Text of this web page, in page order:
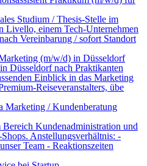
Studium / Thesis-Stelle im
Livello, einem Tech-Unternehmen
Vereinbarung / sofort Standort
(m/w/d) in Düsseldorf
Düsseldorf nach Praktikanten
Einblick in das Marketing
Reiseveranstalters, übe
Marketing / Kundenberatung
Kundenadministration und
Anstellungsverhältnis: -
Team - Reaktionszeiten